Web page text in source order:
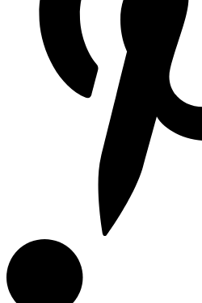
Campanas de Cocina